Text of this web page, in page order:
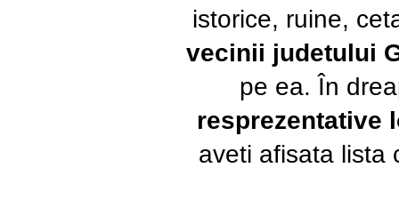
istorice, ruine,
vecinii judetului
pe ea. În
resprezentative
aveti afisata lista